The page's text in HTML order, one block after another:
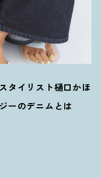
タイリスト樋口かほ
ーのデニムとは